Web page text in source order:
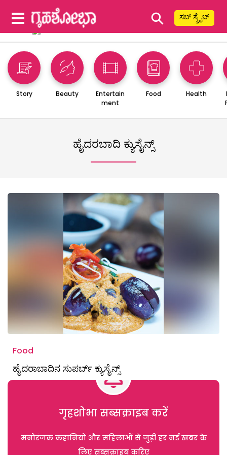
⚲ ಸಬ್ ಸ್ಕ್ರೈಬ್
Story Beauty
Entertain
ment
Food Health
ಹೈದರಬಾದಿ ಕ್ಯುಸೈನ್ಸ್
Food
ಹೈದರಾಬಾದಿನ ಸುಪರ್ಬ್ ಕ್ಯುಸೈನ್ಸ್
गृहशोभा सब्सक्राइब करें
मनोरंजक कहानियों और महिलाओं से जुड़ी हर नई खबर के
लिए सब्सक्राइब करिए